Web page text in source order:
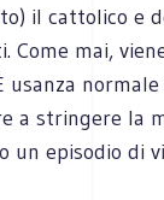
il cattolico e
Come mai,
usanza
a stringere la
un episodio di